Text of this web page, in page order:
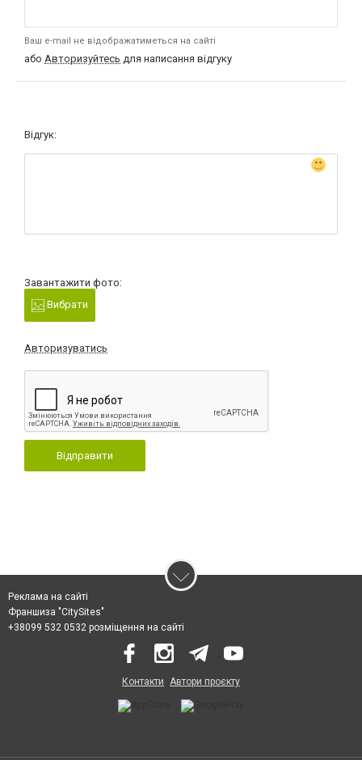
Ваш e-mail не відображатиметься на сайті
або Авторизуйтесь для написання відгуку
Відгук:
Завантажити фото:
Вибрати
Авторизуватись
Відправити
Реклама на сайті
Франшиза "CitySites"
+38099 532 0532 розміщення на сайті
Контакти Автори проєкту